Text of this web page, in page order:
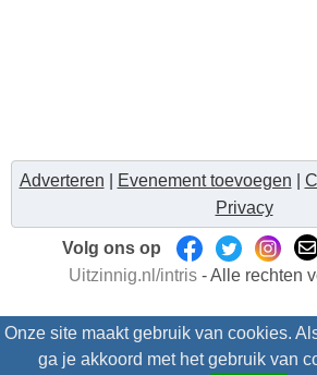
Onze site maakt gebruik van cookies.
ga je akkoord met het gebruik van
Adverteren Evenement toevoegen
Privacy
Volg ons op
Uitzinnig.nl/intris - Alle rechten